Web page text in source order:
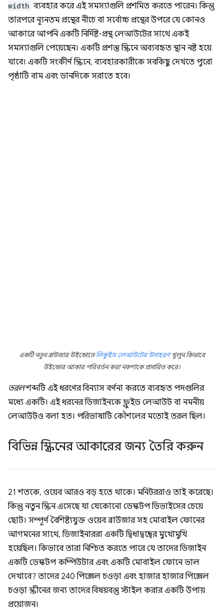
width ব্যবহার করে এই সমস্যাগুলি প্রশমিত করতে পারেন। কিন্তু
তারপরে ন্যূনতম প্রস্থের নীচে বা সর্বোচ্চ প্রস্থের উপরে যে কোনও
আকারে আপনি একটি নির্দিষ্ট-প্রস্থ লেআউটের সাথে একই
সমস্যাগুলি পেয়েছেন। একটি প্রশস্ত স্ক্রিনে অব্যবহৃত স্থান নষ্ট হয়ে
যাবে। একটি সংকীর্ণ স্ক্রিনে, ব্যবহারকারীকে সবকিছু দেখতে পুরো
পৃষ্ঠাটি বাম এবং ডানদিকে সরাতে হবে।
একটি নতুন ব্রাউজার উইন্ডোতেলিকুইড লেআউটের উদাহরণখুলুন কিভাবে
উইন্ডোর আকার পরিবর্তন করা নকশাকে প্রসারিত করে।
তরলশব্দটি এই ধরণের বিন্যাস বর্ণনা করতে ব্যবহৃত পদগুলির
মধ্যে একটি। এই ধরনের ডিজাইনকে ফ্লুইড লেআউট বা নমনীয়
লেআউটও বলা হত। পরিভাষাটি কৌশলের মতোই তরল ছিল।
বিভিন্ন স্ক্রিনের আকারের জন্য তৈরি করুন
21 শতকে, ওয়েব আরও বড় হতে থাকে। মনিটররাও তাই করেছে।
কিন্তু নতুন স্ক্রিন এসেছে যা যেকোনো ডেস্কটপ ডিভাইসের চেয়ে
ছোট। সম্পূর্ণ বৈশিষ্ট্যযুক্ত ওয়েব ব্রাউজার সহ মোবাইল ফোনের
আগমনের সাথে, ডিজাইনাররা একটি দ্বিধাদ্বন্দ্বের মুখোমুখি
হয়েছিল। কিভাবে তারা নিশ্চিত করতে পারে যে তাদের ডিজাইন
একটি ডেস্কটপ কম্পিউটার এবং একটি মোবাইল ফোনে ভাল
দেখাবে? তাদের 240 পিক্সেল চওড়া এবং হাজার হাজার পিক্সেল
চওড়া স্ক্রীনের জন্য তাদের বিষয়বস্তু স্টাইল করার একটি উপায়
প্রয়োজন।